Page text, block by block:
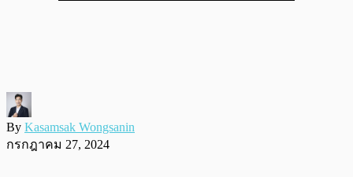
By Kasamsak Wongsanin
กรกฎาคม 27, 2024